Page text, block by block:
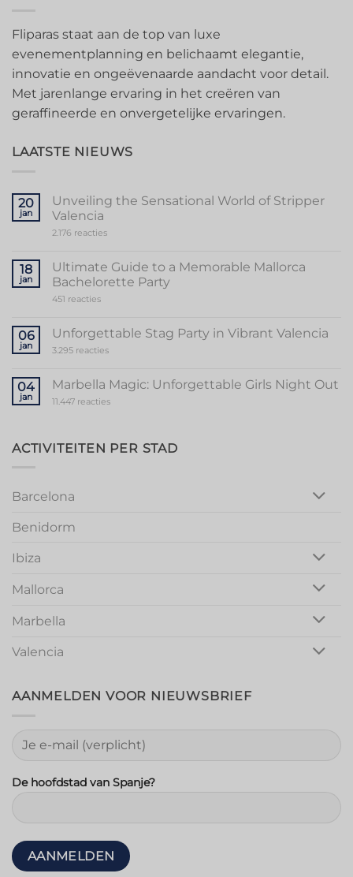
Fliparas staat aan de top van luxe
evenementplanning en belichaamt elegantie,
innovatie en ongeëvenaarde aandacht voor detail.
Met jarenlange ervaring in het creëren van
geraffineerde en onvergetelijke ervaringen.
LAATSTE NIEUWS
20
jan
Unveiling the Sensational World of Stripper
Valencia
2.176 reactiesop
Sensational
World
of
18
jan
Ultimate Guide to a Memorable Mallorca
Bachelorette Party
451 reactiesop
to
a
Memorable
Party
06
jan
Unforgettable Stag Party in Vibrant Valencia
3.295 reactiesop
Party
in
Vibrant
04
jan
Marbella Magic: Unforgettable Girls Night Out
11.447 reactiesop
Girls
Night
ACTIVITEITEN PER STAD
Barcelona
Benidorm
Ibiza
Mallorca
Marbella
Valencia
AANMELDEN VOOR NIEUWSBRIEF
De hoofdstad van Spanje?